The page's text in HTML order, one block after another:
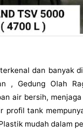
dan banyak
, Gedung Olah
air bersih,
profil tank
mudah dalam